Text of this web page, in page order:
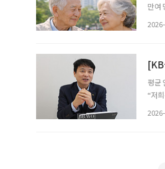
만여 명 국민연금을 받는 80세 이상 수급자가 100만 명을 넘어섰다. 2
평균 연령
“저